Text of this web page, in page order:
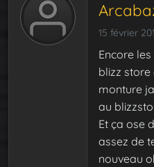
15 février
Encore
blizz
monture
au
Et ça ose
assez de
nouveau